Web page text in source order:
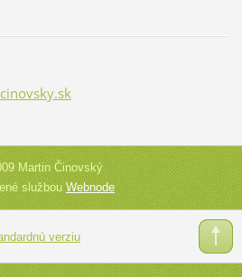
ovsky.sk
Martin Činovský
službouWebnode
verziu